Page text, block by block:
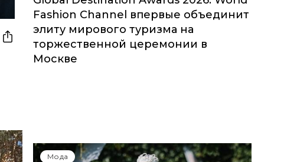
Fashion Channel впервые объединит
элиту мирового туризма на
торжественной церемонии в
Москве
Мода